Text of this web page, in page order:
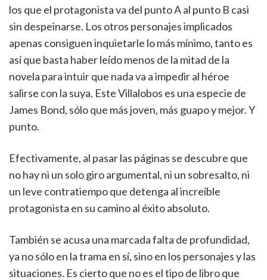
los que el protagonista va del punto A al punto B casi
sin despeinarse. Los otros personajes implicados
apenas consiguen inquietarle lo más mínimo, tanto es
así que basta haber leído menos de la mitad de la
novela para intuir que nada va a impedir al héroe
salirse con la suya. Este Villalobos es una especie de
James Bond, sólo que más joven, más guapo y mejor. Y
punto.
Efectivamente, al pasar las páginas se descubre que
no hay ni un solo giro argumental, ni un sobresalto, ni
un leve contratiempo que detenga al increíble
protagonista en su camino al éxito absoluto.
También se acusa una marcada falta de profundidad,
ya no sólo en la trama en sí, sino en los personajes y las
situaciones. Es cierto que no es el tipo de libro que